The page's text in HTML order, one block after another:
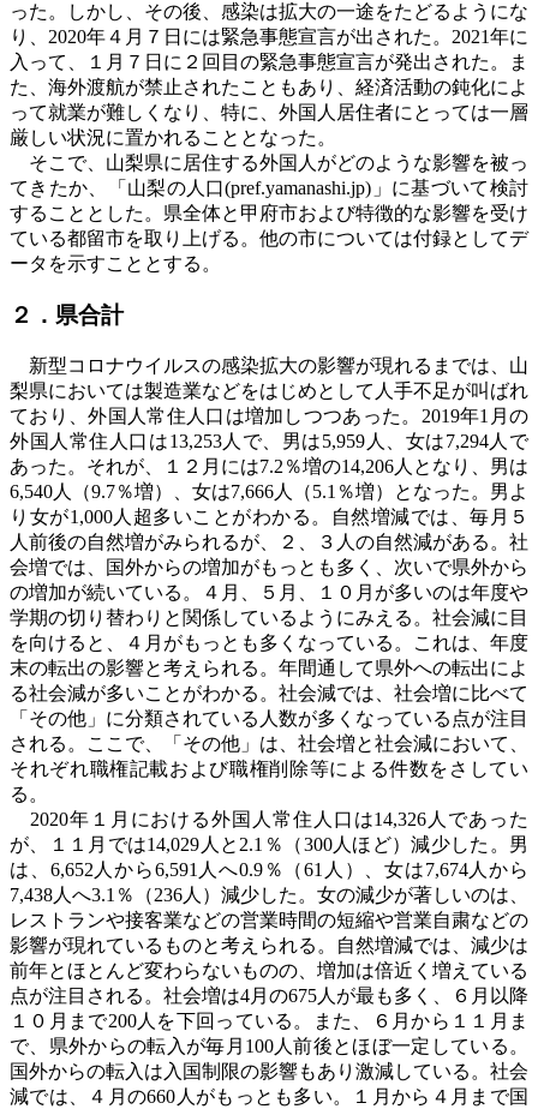
った。しかし、その後、感染は拡大の一途をたどるようにな
り、 2020年４月７日には緊急事態宣言が出された。 2021年に
入って、１月７日に２回目の緊急事態宣言が発出された。ま
た、海外渡航が禁止されたこともあり、経済活動の鈍化によ
って就業が難しくなり、特に、外国人居住者にとっては一層
厳しい状況に置かれることとなった。
そこで、山梨県に居住する外国人がどのような影響を被っ
てきたか、「山梨の人口(pref.yamanashi.jp) 」に基づいて検討
することとした。県全体と甲府市および特徴的な影響を受け
ている都留市を取り上げる。他の市については付録としてデ
ータを示すこととする。
２．県合計
新型コロナウイルスの感染拡大の影響が現れるまでは、山
梨県においては製造業などをはじめとして人手不足が叫ばれ
ており、外国人常住人口は増加しつつあった。 2019年1 月の
外国人常住人口は13,253人で、男は5,959 人、女は7,294人で
あった。それが、１２月には7.2 ％増の14,206人となり、男は
6,540人（9.7％増）、女は7,666人（5.1 ％増）となった。男よ
り女が1,000人超多いことがわかる。自然増減では、毎月５
人前後の自然増がみられるが、２、３人の自然減がある。社
会増では、国外からの増加がもっとも多く、次いで県外から
の増加が続いている。４月、５月、１０月が多いのは年度や
学期の切り替わりと関係しているようにみえる。社会減に目
を向けると、４月がもっとも多くなっている。これは、年度
末の転出の影響と考えられる。年間通して県外への転出によ
る社会減が多いことがわかる。社会減では、社会増に比べて
「その他」に分類されている人数が多くなっている点が注目
される。ここで、「その他」は、社会増と社会減において、
それぞれ職権記載および職権削除等による件数をさしてい
る。
2020年１月における外国人常住人口は14,326人であった
が、１１月では14,029人と2.1％（300人ほど）減少した。男
は、6,652人から6,591人へ0.9％（61人）、女は7,674人から
7,438人へ3.1％（236人）減少した。女の減少が著しいのは、
レストランや接客業などの営業時間の短縮や営業自粛などの
影響が現れているものと考えられる。自然増減では、減少は
前年とほとんど変わらないものの、増加は倍近く増えている
点が注目される。社会増は4月の675人が最も多く、６月以降
１０月まで200人を下回っている。また、６月から１１月ま
で、県外からの転入が毎月100人前後とほぼ一定している。
国外からの転入は入国制限の影響もあり激減している。社会
減では、４月の660人がもっとも多い。１月から４月まで国